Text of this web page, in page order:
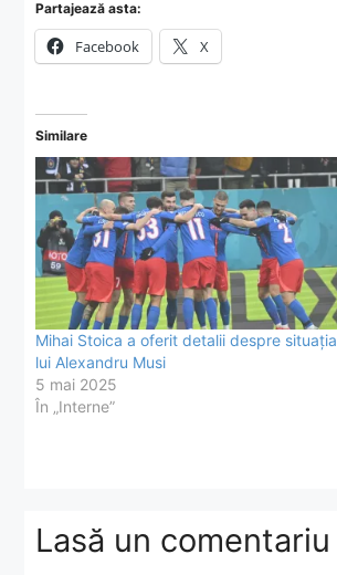
Partajează asta:
Facebook X
Similare
Mihai Stoica a oferit detalii despre situația
lui Alexandru Musi
5 mai 2025
În „Interne”
Lasă un comentariu